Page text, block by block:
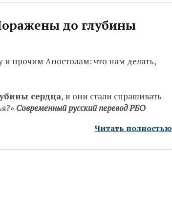
до глубины
и прочим Апостолам: что нам делать,
сердца, и они стали спрашивать
Современный русский перевод РБО
Читать полностью